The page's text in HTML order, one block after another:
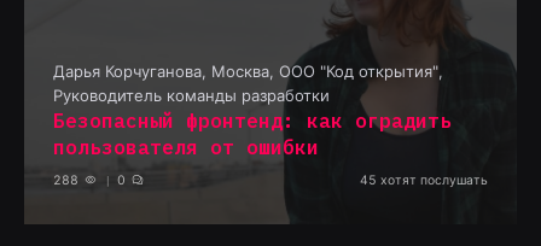
Дарья Корчуганова, Москва, ООО "Код открытия",
Руководитель команды разработки
Безопасный фронтенд: как оградить
пользователя от ошибки
288 0 45 хотят послушать